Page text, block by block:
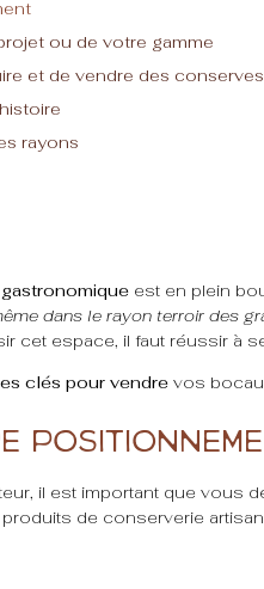
ou de votre gamme
et de vendre des
rayons
est en plein
dans le rayon terroir des
cet espace, il faut réussir à
clés pour vendre vos
il est important que vous
de conserverie